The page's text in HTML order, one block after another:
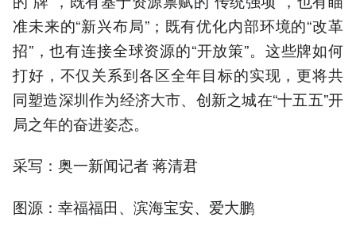
准未来的“新兴布局”；既有优化内部环境的“改革
招”，也有连接全球资源的“开放策”。这些牌如何
打好，不仅关系到各区全年目标的实现，更将共
同塑造深圳作为经济大市、创新之城在“十五五”开
局之年的奋进姿态。
采写：奥一新闻记者 蒋清君
图源：幸福福田、滨海宝安、爱大鹏